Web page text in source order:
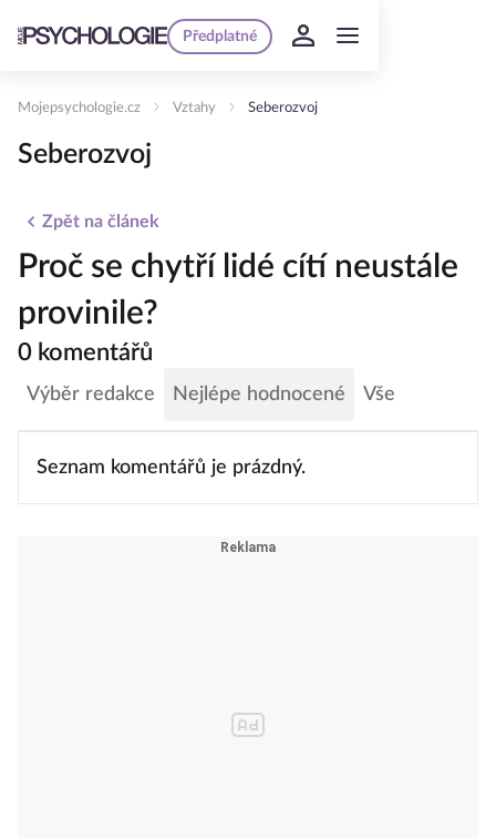
Předplatné
Mojepsychologie.cz Vztahy Seberozvoj
Seberozvoj
Zpět na článek
Proč se chytří lidé cítí neustále
provinile?
0 komentářů
Výběr redakce Nejlépe hodnocené Vše
Seznam komentářů je prázdný.